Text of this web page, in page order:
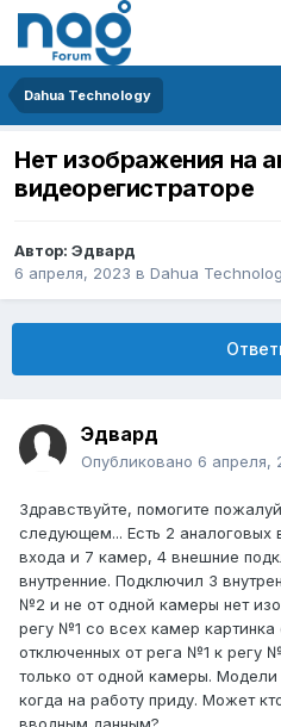
Dahua Technology
Нет изображения на
видеорегистраторе
Автор: Эдвард
6 апреля, 2023 в Dahua
Эдвард
Опубликовано 6 апреля,
Здравствуйте, помогите
следующем... Есть 2 аналоговых
входа и 7 камер, 4 внешние
внутренние. Подключил 3
№2 и не от одной камеры нет
регу №1 со всех камер
отключенных от рега №1 к регу
только от одной камеры.
когда на работу приду. Может